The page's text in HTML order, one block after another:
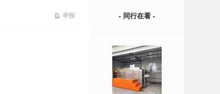
举报 - 同行在看 -